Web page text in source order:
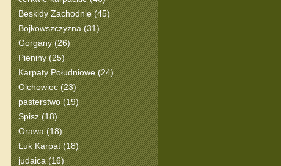
Beskidy Zachodnie (45)
Bojkowszczyzna (31)
Gorgany (26)
Pieniny (25)
Karpaty Południowe (24)
Olchowiec (23)
pasterstwo (19)
Spisz (18)
Orawa (18)
Łuk Karpat (18)
judaica (16)